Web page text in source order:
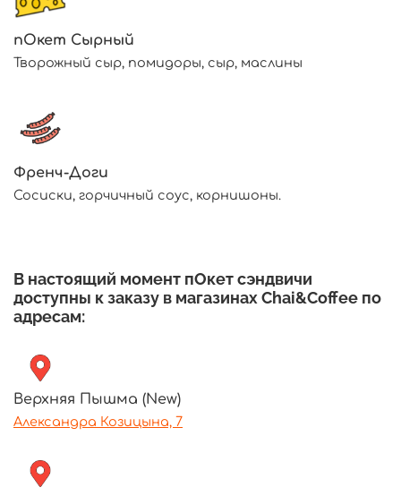
пОкет Сырный
Творожный сыр, помидоры, сыр, маслины
Френч-Доги
Сосиски, горчичный соус, корнишоны.
В настоящий момент пОкетсэндвичи
доступны к заказу в магазинах Chai&Coffee по
адресам:
Верхняя Пышма (New)
Александра Козицына, 7